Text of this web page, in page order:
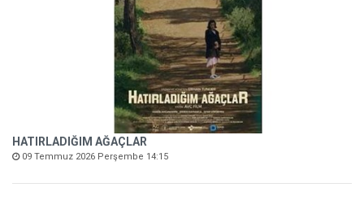
HATIRLADIĞIM AĞAÇLAR
09 Temmuz 2026 Perşembe 14:15